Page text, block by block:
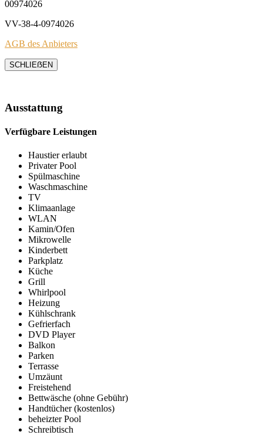
00974026
VV-38-4-0974026
AGB des Anbieters
SCHLIEẞEN
Ausstattung
Verfügbare Leistungen
Haustier erlaubt
Privater Pool
Spülmaschine
Waschmaschine
TV
Klimaanlage
WLAN
Kamin/Ofen
Mikrowelle
Kinderbett
Parkplatz
Küche
Grill
Whirlpool
Heizung
Kühlschrank
Gefrierfach
DVD Player
Balkon
Parken
Terrasse
Umzäunt
Freistehend
Bettwäsche (ohne Gebühr)
Handtücher (kostenlos)
beheizter Pool
Schreibtisch